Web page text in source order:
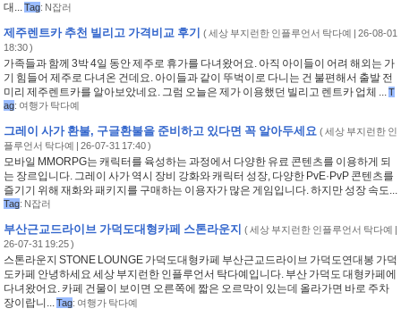
대...Tag: N잡러
제주렌트카 추천 빌리고 가격비교 후기 (세상 부지런한 인플루언서 탁다예 | 26-08-01
18:30 )
가족들과 함께 3박 4일 동안 제주로 휴가를 다녀왔어요. 아직 아이들이 어려 해외는 가
기 힘들어 제주로 다녀온 건데요. 아이들과 같이 뚜벅이로 다니는 건 불편해서 출발 전
미리 제주렌트카를 알아보았네요. 그럼 오늘은 제가 이용했던 빌리고 렌트카 업체 ...T
ag: 여행가 탁다예
그레이 사가 환불, 구글환불을 준비하고 있다면 꼭 알아두세요 (세상 부지런한 인
플루언서 탁다예 | 26-07-31 17:40 )
모바일 MMORPG는 캐릭터를 육성하는 과정에서 다양한 유료 콘텐츠를 이용하게 되
는 장르입니다. 그레이 사가 역시 장비 강화와 캐릭터 성장, 다양한 PvE·PvP 콘텐츠를
즐기기 위해 재화와 패키지를 구매하는 이용자가 많은 게임입니다. 하지만 성장 속도...
Tag: N잡러
부산근교드라이브 가덕도대형카페 스톤라운지 (세상 부지런한 인플루언서 탁다예 |
26-07-31 19:25 )
스톤라운지 STONE LOUNGE 가덕도대형카페 부산근교드라이브 가덕도연대봉 가덕
도카페 안녕하세요 세상 부지런한 인플루언서 탁다예입니다. 부산 가덕도 대형카페에
다녀왔어요. 카페 건물이 보이면 오른쪽에 짧은 오르막이 있는데 올라가면 바로 주차
장이랍니...Tag: 여행가 탁다예